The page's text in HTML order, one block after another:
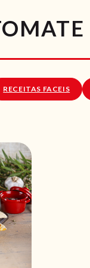
RECEITAS FACEIS